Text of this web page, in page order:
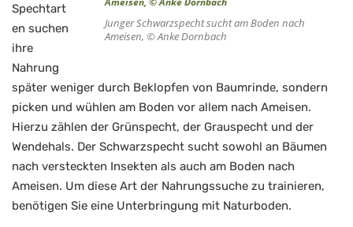
Junger Schwarzspecht sucht am Boden nach
Ameisen, © Anke Dornbach
Spechtart
en suchen
ihre
Nahrung
später weniger durch Beklopfen von Baumrinde, sondern
picken und wühlen am Boden vor allem nach Ameisen.
Hierzu zählen der Grünspecht, der Grauspecht und der
Wendehals. Der Schwarzspecht sucht sowohl an Bäumen
nach versteckten Insekten als auch am Boden nach
Ameisen. Um diese Art der Nahrungssuche zu trainieren,
benötigen Sie eine Unterbringung mit Naturboden.